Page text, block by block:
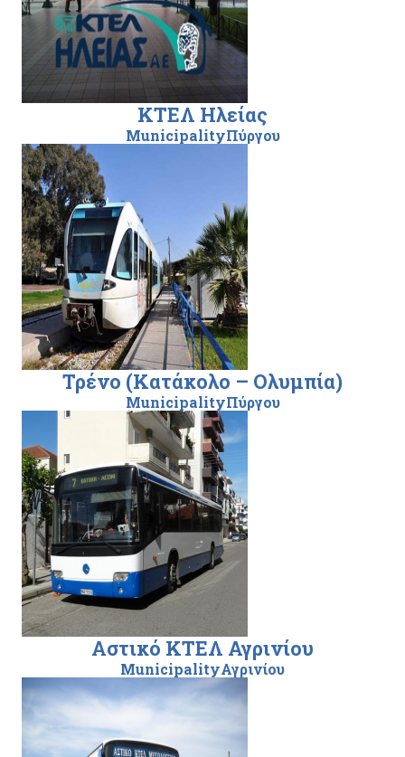
ΚΤΕΛ Ηλείας
MunicipalityΠύργου
Τρένο (Κατάκολο – Ολυμπία)
MunicipalityΠύργου
Αστικό ΚΤΕΛ Αγρινίου
MunicipalityΑγρινίου